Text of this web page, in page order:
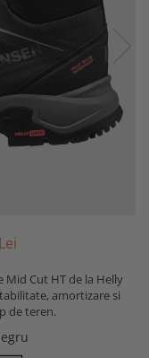
Cut HT de la Helly
amortizare si
de teren.